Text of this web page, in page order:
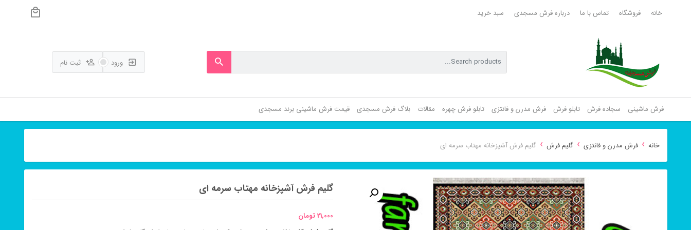
خانه فروشگاه تماس با ما درباره فرش مسجدی سبد خرید
ورود ثبت نام
فرش ماشینی سجاده فرش تابلو فرش فرش مدرن و فانتزی تابلو فرش چهره مقالات بلاگ فرش مسجدی قیمت فرش ماشینی برند مسجدی
خانه › فرش مدرن و فانتزی › گلیم فرش › گلیم فرش آشپزخانه مهتاب سرمه ای
گلیم فرش آشپزخانه مهتاب سرمه ای
21,000 تومان